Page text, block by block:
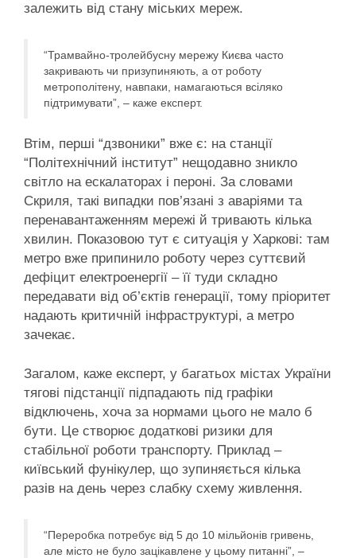
залежить від стану міських мереж.
“Трамвайно-тролейбусну мережу Києва часто
закривають чи призупиняють, а от роботу
метрополітену, навпаки, намагаються всіляко
підтримувати”, – каже експерт.
Втім, перші “дзвоники” вже є: на станції
“Політехнічний інститут” нещодавно зникло
світло на ескалаторах і пероні. За словами
Скриля, такі випадки пов’язані з аваріями та
перенавантаженням мережі й тривають кілька
хвилин. Показовою тут є ситуація у Харкові: там
метро вже припинило роботу через суттєвий
дефіцит електроенергії – її туди складно
передавати від об’єктів генерації, тому пріоритет
надають критичній інфраструктурі, а метро
зачекає.
Загалом, каже експерт, у багатьох містах України
тягові підстанції підпадають під графіки
відключень, хоча за нормами цього не мало б
бути. Це створює додаткові ризики для
стабільної роботи транспорту. Приклад –
київський фунікулер, що зупиняється кілька
разів на день через слабку схему живлення.
“Переробка потребує від 5 до 10 мільйонів гривень,
але місто не було зацікавлене у цьому питанні”, –